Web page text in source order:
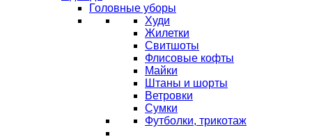
Головные уборы
Худи
Жилетки
Свитшоты
Флисовые кофты
Майки
Штаны и шорты
Ветровки
Сумки
Футболки, трикотаж